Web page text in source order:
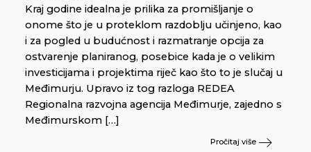
Kraj godine idealna je prilika za promišljanje o
onome što je u proteklom razdoblju učinjeno, kao
i za pogled u budućnost i razmatranje opcija za
ostvarenje planiranog, posebice kada je o velikim
investicijama i projektima riječ kao što to je slučaj u
Međimurju. Upravo iz tog razloga REDEA
Regionalna razvojna agencija Međimurje, zajedno s
Međimurskom […]
Pročitaj više